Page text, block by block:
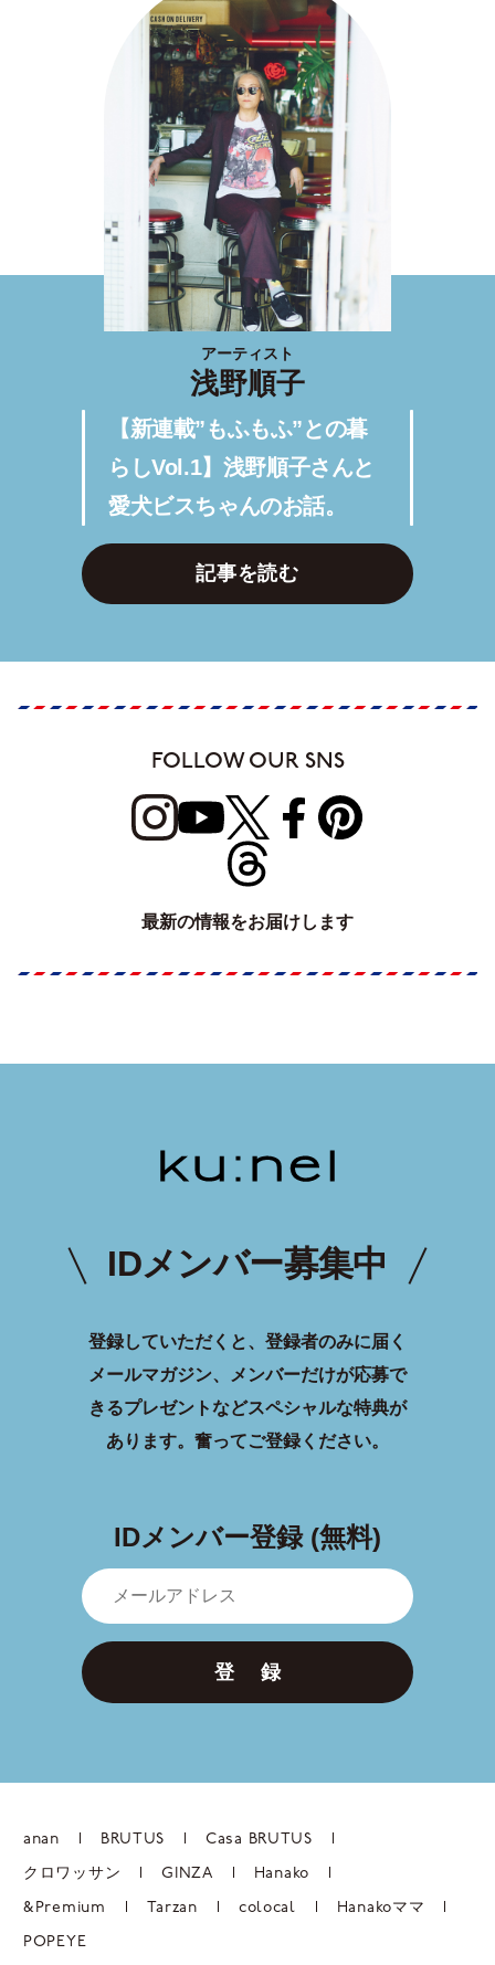
アーティスト
浅野順子
【新連載”もふもふ”との暮
らしVol.1】浅野順子さんと
愛犬ビスちゃんのお話。
記事を読む
FOLLOW OUR SNS
最新の情報をお届けします
IDメンバー募集中
登録していただくと、登録者のみに届く
メールマガジン、メンバーだけが応募で
きるプレゼントなどスペシャルな特典が
あります。 奮ってご登録ください。
IDメンバー登録 (無料)
登 録
anan BRUTUS Casa BRUTUS
クロワッサン GINZA Hanako
&Premium Tarzan colocal Hanakoママ
POPEYE